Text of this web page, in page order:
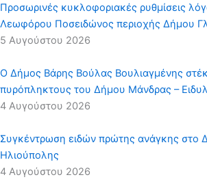
Προσωρινές κυκλοφοριακές ρυθμίσεις
Λεωφόρου Ποσειδώνος περιοχής Δήμου
5 Αυγούστου 2026
Ο Δήμος Βάρης Βούλας Βουλιαγμένης
πυρόπληκτους του Δήμου Μάνδρας –
4 Αυγούστου 2026
Συγκέντρωση ειδών πρώτης ανάγκης στο
Ηλιούπολης
4 Αυγούστου 2026